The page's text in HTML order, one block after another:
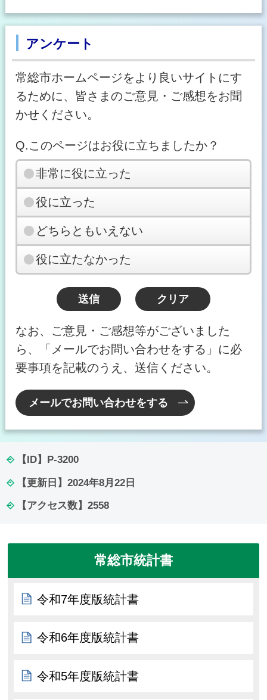
アンケート
常総市ホームページをより良いサイトにす
るために、皆さまのご意見・ご感想をお聞
かせください。
Q.このページはお役に立ちましたか？
非常に役に立った
役に立った
どちらともいえない
役に立たなかった
なお、ご意見・ご感想等がございました
ら、「メールでお問い合わせをする」に必
要事項を記載のうえ、送信ください。
メールでお問い合わせをする
【ID】 P-3200
【更新日】 2024年8月22日
【アクセス数】 2558
常総市統計書
令和7年度版統計書
令和6年度版統計書
令和5年度版統計書